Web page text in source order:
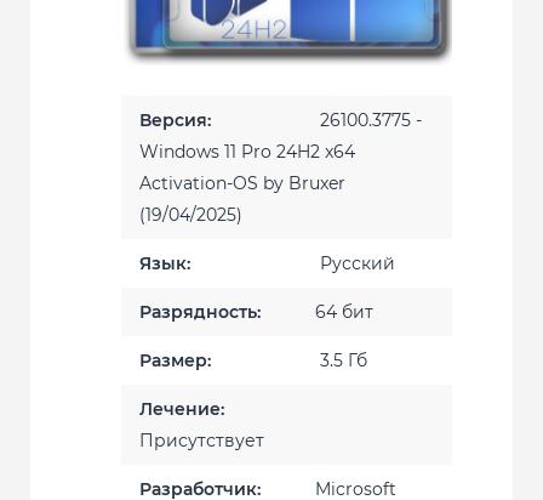
Версия:
26100.3775 -
Windows 11 Pro 24H2 x64
Activation-OS by Bruxer
(19/04/2025)
Язык: Русский
Разрядность: 64 бит
Размер: 3.5 Гб
Лечение:
Присутствует
Разработчик: Microsoft